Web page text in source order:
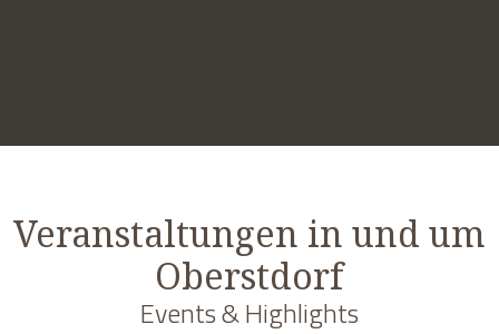
Veranstaltungen in und um
Oberstdorf
Events & Highlights